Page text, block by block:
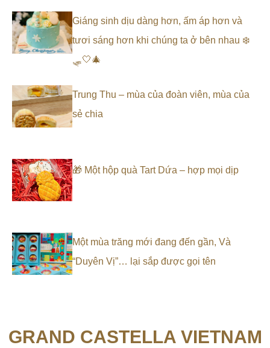
Giáng sinh dịu dàng hơn, ấm áp hơn và
tươi sáng hơn khi chúng ta ở bên nhau ❄️
🛷🤍🎄
Trung Thu – mùa của đoàn viên, mùa của
sẻ chia
🎁 Một hộp quà Tart Dứa – hợp mọi dịp
Một mùa trăng mới đang đến gần, Và
“Duyên Vị”… lại sắp được gọi tên
GRAND CASTELLA VIETNAM